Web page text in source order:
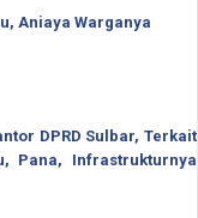
Aniaya Warganya
DPRD Sulbar, Terkait
Pana, Infrastrukturnya